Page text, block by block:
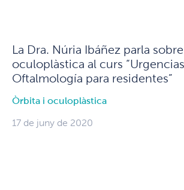
La Dra. Núria Ibáñez parla sobre
oculoplàstica al curs
Oftalmología para residentes”
Òrbita i oculoplàstica
17 de juny de 2020